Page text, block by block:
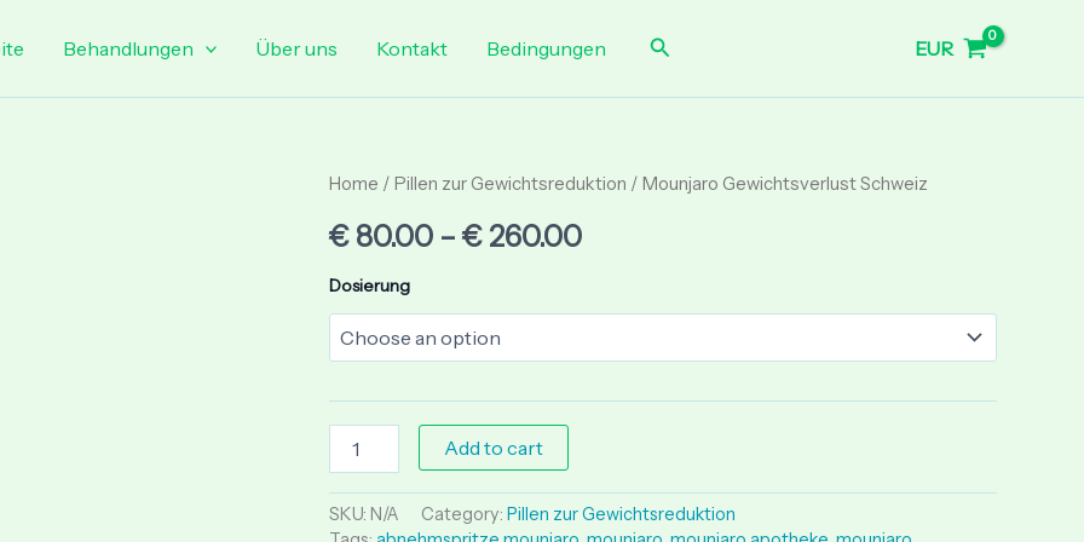
Behandlungen Über uns Kontakt Bedingungen Search EUR
Home / Pillen zur Gewichtsreduktion / Mounjaro Gewichtsverlust Schweiz
€ 80.00 – € 260.00
Price
range:
through
€ 260.00
Dosierung
Mounjaro
Schweiz
quantity
Add to cart
SKU: N/A Category: Pillen zur Gewichtsreduktion